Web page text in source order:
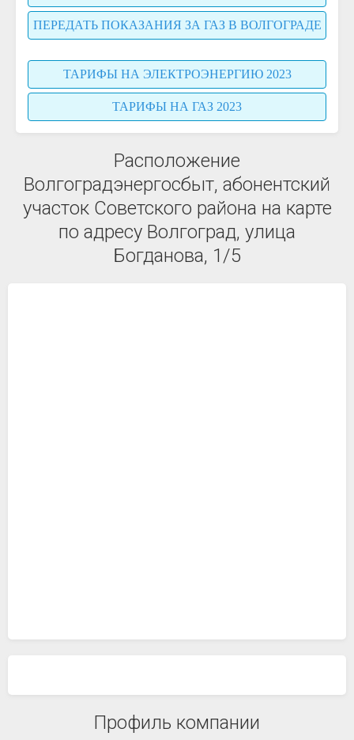
ПЕРЕДАТЬ ПОКАЗАНИЯ ЗА ГАЗ В ВОЛГОГРАДЕ
ТАРИФЫ НА ЭЛЕКТРОЭНЕРГИЮ 2023
ТАРИФЫ НА ГАЗ 2023
Расположение
Волгоградэнергосбыт, абонентский
участок Советского района на карте
по адресу Волгоград, улица
Богданова, 1/5
Профиль компании